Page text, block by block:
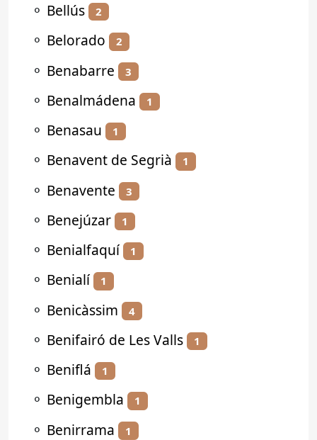
⚬ Bellús 2
⚬ Belorado 2
⚬ Benabarre 3
⚬ Benalmádena 1
⚬ Benasau 1
⚬ Benavent de Segrià 1
⚬ Benavente 3
⚬ Benejúzar 1
⚬ Benialfaquí 1
⚬ Benialí 1
⚬ Benicàssim 4
⚬ Benifairó de Les Valls 1
⚬ Beniflá 1
⚬ Benigembla 1
⚬ Benirrama 1